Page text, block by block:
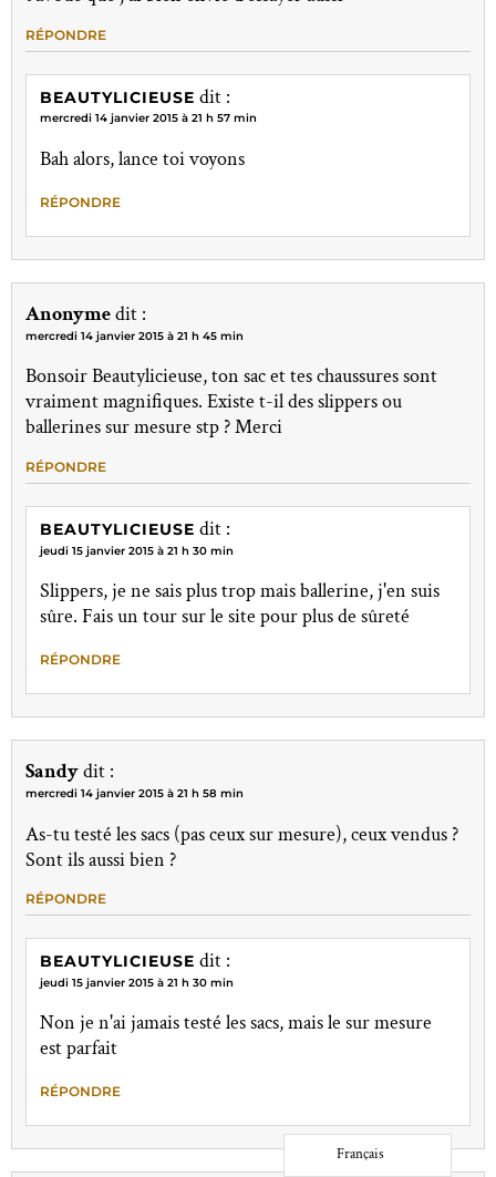
RÉPONDRE
BEAUTYLICIEUSE dit :
mercredi 14 janvier 2015 à 21 h 57 min
Bah alors, lance toi voyons
RÉPONDRE
Anonymedit :
mercredi 14 janvier 2015 à 21 h 45 min
Bonsoir Beautylicieuse, ton sac et tes chaussures sont
vraiment magnifiques. Existe t-il des slippers ou
ballerines sur mesure stp ? Merci
RÉPONDRE
BEAUTYLICIEUSE dit :
jeudi 15 janvier 2015 à 21 h 30 min
Slippers, je ne sais plus trop mais ballerine, j'en suis
sûre. Fais un tour sur le site pour plus de sûreté
RÉPONDRE
Sandydit :
mercredi 14 janvier 2015 à 21 h 58 min
As-tu testé les sacs (pas ceux sur mesure), ceux vendus ?
Sont ils aussi bien ?
RÉPONDRE
BEAUTYLICIEUSE dit :
jeudi 15 janvier 2015 à 21 h 30 min
Non je n'ai jamais testé les sacs, mais le sur mesure
est parfait
RÉPONDRE
Français